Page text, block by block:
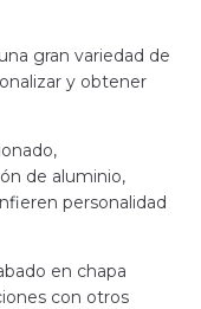
gran variedad de
y obtener
de aluminio,
personalidad
en chapa
con otros